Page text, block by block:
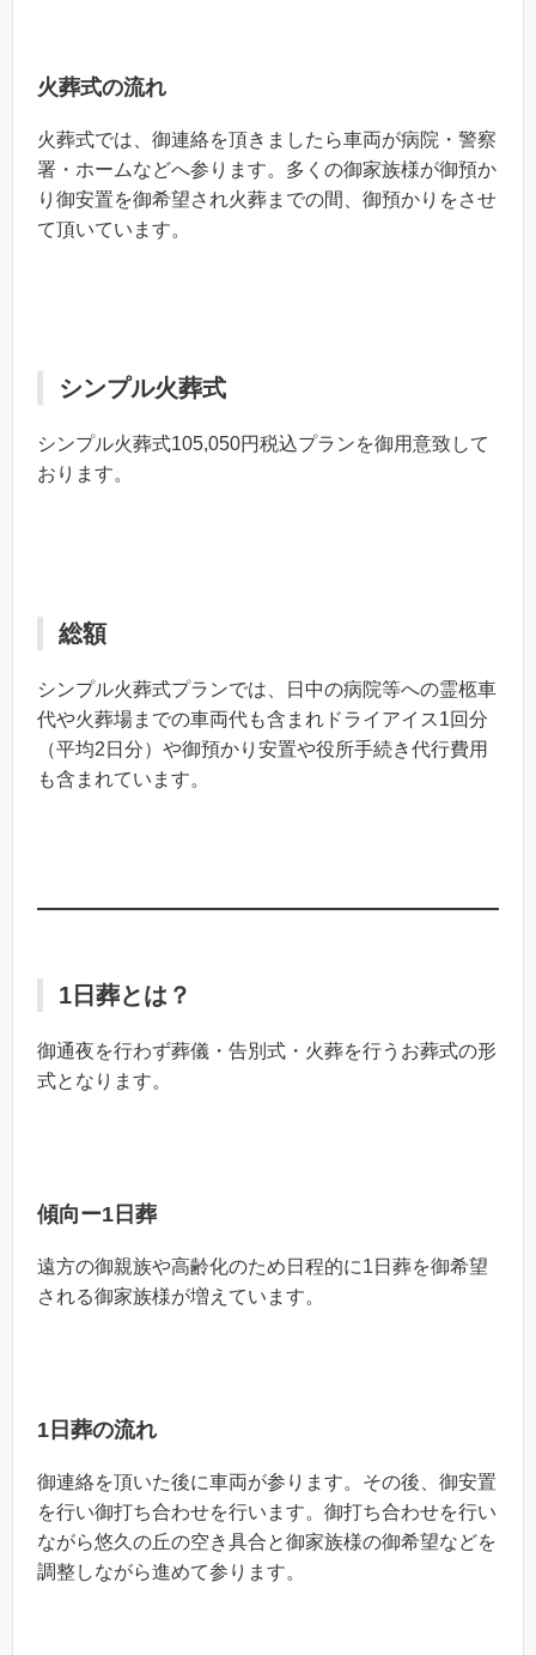
火葬式の流れ
火葬式では、御連絡を頂きましたら車両が病院・警察
署・ホームなどへ参ります。多くの御家族様が御預か
り御安置を御希望され火葬までの間、御預かりをさせ
て頂いています。
シンプル火葬式
シンプル火葬式105,050円税込プランを御用意致して
おります。
総額
シンプル火葬式プランでは、日中の病院等への霊柩車
代や火葬場までの車両代も含まれドライアイス1回分
（平均2日分）や御預かり安置や役所手続き代行費用
も含まれています。
1日葬とは？
御通夜を行わず葬儀・告別式・火葬を行うお葬式の形
式となります。
傾向ー1日葬
遠方の御親族や高齢化のため日程的に1日葬を御希望
される御家族様が増えています。
1日葬の流れ
御連絡を頂いた後に車両が参ります。その後、御安置
を行い御打ち合わせを行います。御打ち合わせを行い
ながら悠久の丘の空き具合と御家族様の御希望などを
調整しながら進めて参ります。